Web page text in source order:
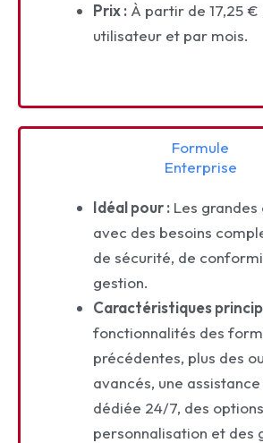
Prix : À partir de 17,25 €
utilisateur et par mois.
Formule
Enterprise
Idéal pour : Les
avec des besoins
de sécurité, de
gestion.
Caractéristiques
fonctionnalités des
précédentes, plus des
avancés, une
dédiée 24/7, des
personnalisation et des